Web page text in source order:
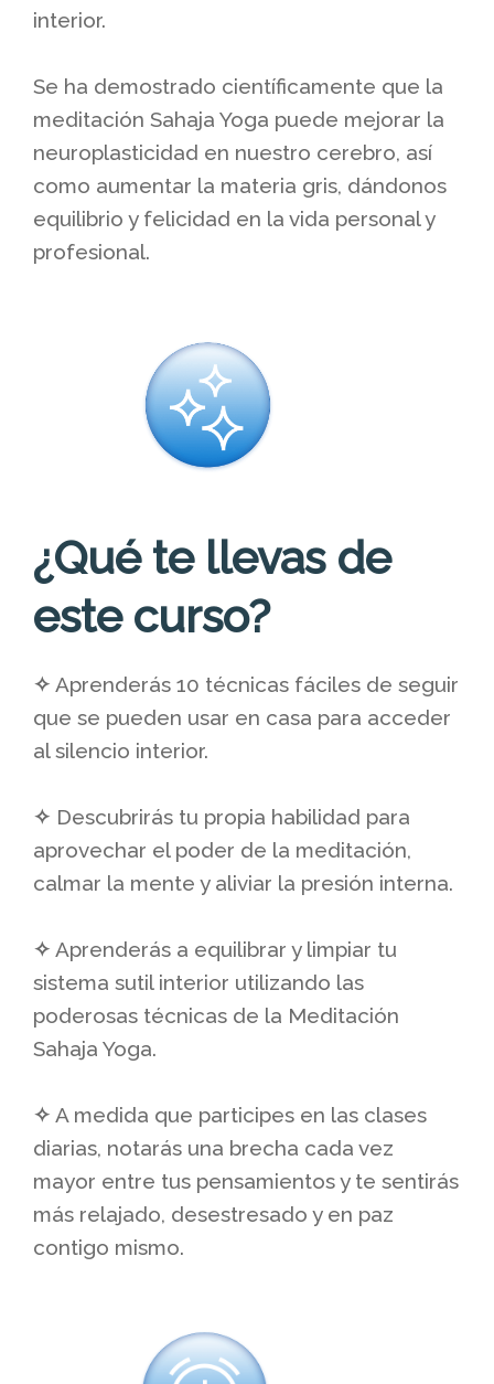
interior.
Se ha demostrado científicamente que la
meditación Sahaja Yoga puede mejorar la
neuroplasticidad en nuestro cerebro, así
como aumentar la materia gris, dándonos
equilibrio y felicidad en la vida personal y
profesional.
¿Qué te llevas de
este curso?
✧ Aprenderás 10 técnicas fáciles de seguir
que se pueden usar en casa para acceder
al silencio interior.
✧ Descubrirás tu propia habilidad para
aprovechar el poder de la meditación,
calmar la mente y aliviar la presión interna.
✧ Aprenderás a equilibrar y limpiar tu
sistema sutil interior utilizando las
poderosas técnicas de la Meditación
Sahaja Yoga.
✧ A medida que participes en las clases
diarias, notarás una brecha cada vez
mayor entre tus pensamientos y te sentirás
más relajado, desestresado y en paz
contigo mismo.